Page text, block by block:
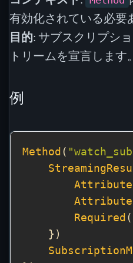
有効化されている必要
目的: サブスクリプシ
トリームを宣言します。
例
Method (
Attribute
Attribute
Required (